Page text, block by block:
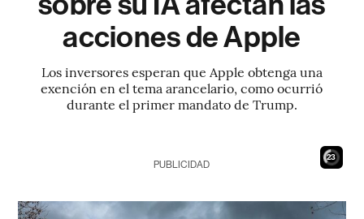
acciones de Apple
Los inversores esperan que Apple obtenga una
exención en el tema arancelario, como ocurrió
durante el primer mandato de Trump.
21
PUBLICIDAD